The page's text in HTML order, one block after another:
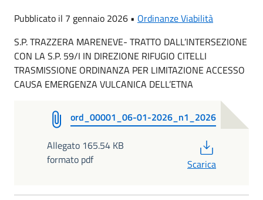
Pubblicato il 7 gennaio 2026 • Ordinanze Viabilità
S.P. TRAZZERA MARENEVE- TRATTO DALL’INTERSEZIONE
CON LA S.P. 59/I IN DIREZIONE RIFUGIO CITELLI
TRASMISSIONE ORDINANZA PER LIMITAZIONE ACCESSO
CAUSA EMERGENZA VULCANICA DELL’ETNA
ord_00001_06-01-2026_n1_2026
Allegato 165.54 KB
formato pdf
Scarica